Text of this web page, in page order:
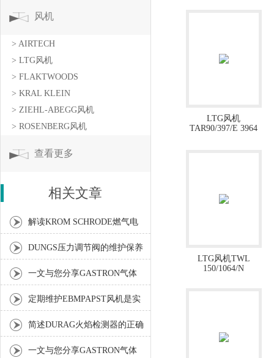
风机
> AIRTECH
> LTG风机
> FLAKTWOODS
> KRAL KLEIN
> ZIEHL-ABEGG风机
> ROSENBERG风机
查看更多
相关文章
解读KROM SCHRODE燃气电
磁阀容易出现的问题
DUNGS压力调节阀的维护保养
方法及其重要性分享
一文与您分享GASTRON气体
检测仪的三种采样方式
定期维护EBMPAPST风机是实
现长期稳定运行的关键保障
简述DURAG火焰检测器的正确
操作方法
一文与您分享GASTRON气体
LTG风机
TAR90/397/E 3964
LTG风机TWL
150/1064/N